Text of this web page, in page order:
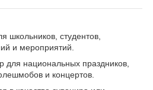
школьников, студентов,
и мероприятий.
для национальных праздников,
и концертов.